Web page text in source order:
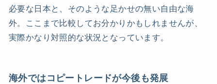
必要な日本と、そのような足かせの無い自由な海
外。ここまで比較してお分かりかもしれませんが、
実際かなり対照的な状況となっています。
海外ではコピートレードが今後も発展